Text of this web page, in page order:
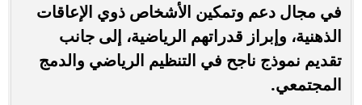
في مجال دعم وتمكين الأشخاص ذوي الإعاقات
الذهنية، وإبراز قدراتهم الرياضية، إلى جانب
تقديم نموذج ناجح في التنظيم الرياضي والدمج
المجتمعي.